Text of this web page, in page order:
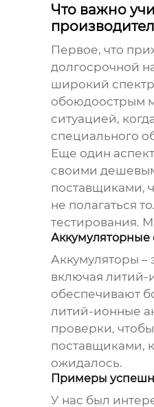
Что важно
Первое, что
долгосрочной
широкий
обоюдоострым
ситуацией,
специального
Еще один
своими
поставщиками,
не полагаться
тестирования.
Аккумуляторные
Аккумуляторы –
включая литий-
обеспечивают
литий-ионные
проверки,
поставщиками,
ожидалось.
Примеры
У нас был